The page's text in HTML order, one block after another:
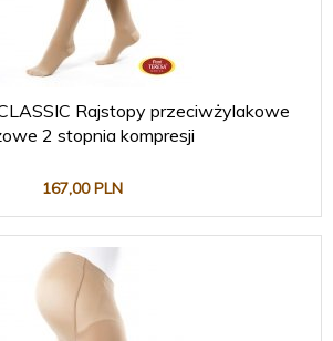
Rajstopy przeciwżylakowe
2 stopnia kompresji
167,00 PLN